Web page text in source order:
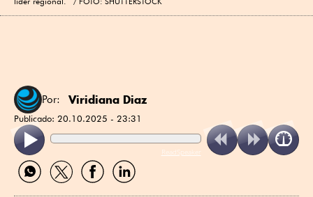
Por: Viridiana Diaz
Publicado: 20.10.2025 - 23:31
ReadSpeaker
Compartir
por
Compartir
por
Compartir
por
Compartir
por